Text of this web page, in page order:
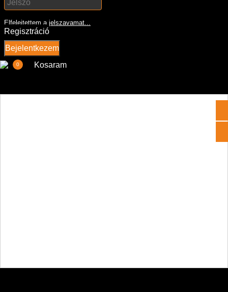
Elfelejtettem a jelszavamat...
Regisztráció
Bejelentkezem
Kosaram
0